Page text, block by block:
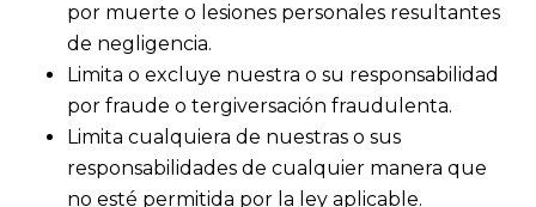
por muerte o lesiones personales resultantes
de negligencia.
Limita o excluye nuestra o su responsabilidad
por fraude o tergiversación fraudulenta.
Limita cualquiera de nuestras o sus
responsabilidades de cualquier manera que
no esté permitida por la ley aplicable.